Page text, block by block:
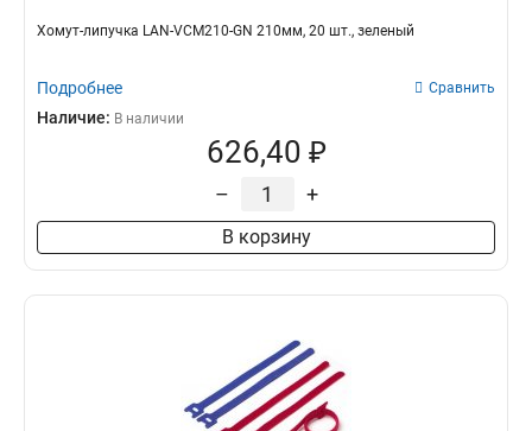
Хомут-липучка LAN-VCM210-GN 210мм, 20 шт., зеленый
Подробнее Сравнить
Наличие: В наличии
626,40 ₽
– +
В корзину